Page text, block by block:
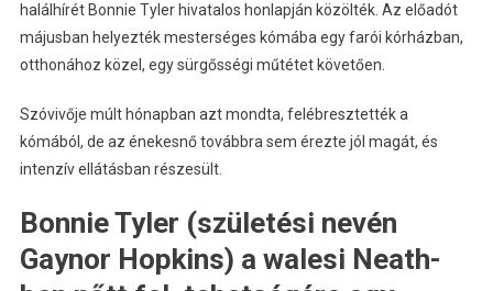
halálhírét Bonnie Tyler hivatalos honlapján közölték. Az előadót
májusban helyezték mesterséges kómába egy farói kórházban,
otthonához közel, egy sürgősségi műtétet követően.
Szóvivője múlt hónapban azt mondta, felébresztették a
kómából, de az énekesnő továbbra sem érezte jól magát, és
intenzív ellátásban részesült.
Bonnie Tyler (születési nevén
Gaynor Hopkins) a walesi Neath-